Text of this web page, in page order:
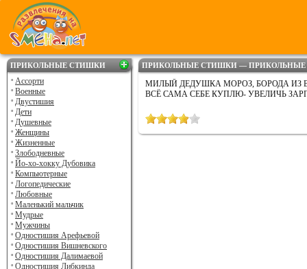
ПРИКОЛЬНЫЕ СТИШКИ
Ассорти
Военные
Двустишия
Дети
Душевные
Женщины
Жизненные
Злободневные
Йо-хо-хокку Дубовика
Компьютерные
Логопедические
Любовные
Маленький мальчик
Мудрые
Мужчины
Одностишия Арефьевой
Одностишия Вишневского
Одностишия Далимаевой
Одностишия Либкинда
ПРИКОЛЬНЫЕ СТИШКИ —
МИЛЫЙ ДЕДУШКА МОРОЗ, БОРОДА ИЗ
ВСЁ САМА СЕБЕ КУПЛЮ- УВЕЛИЧЬ